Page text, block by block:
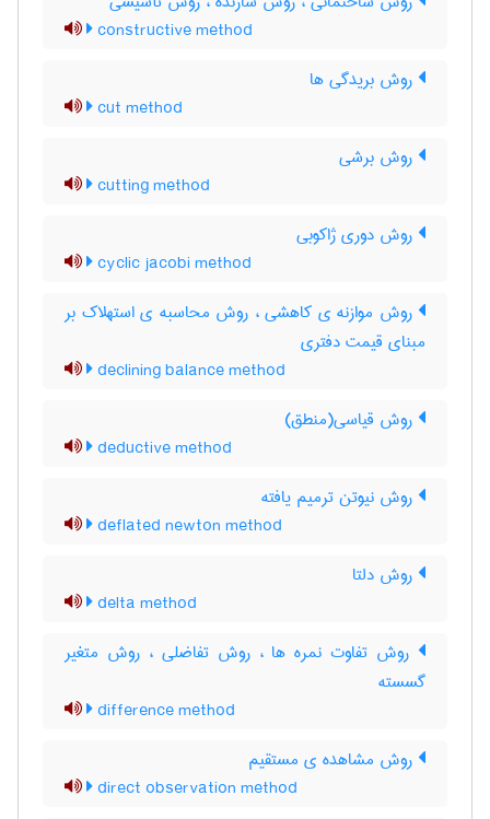
constructive method
روش بریدگی ها
cut method
روش برشی
cutting method
روش دوری ژاکوبی
cyclic jacobi method
روش موازنه ی کاهشی ، روش محاسبه ی استهلاک بر
مبنای قیمت دفتری
declining balance method
روش قیاسی(منطق)
deductive method
روش نیوتن ترمیم یافته
deflated newton method
روش دلتا
delta method
روش تفاوت نمره ها ، روش تفاضلی ، روش متغیر
گسسته
difference method
روش مشاهده ی مستقیم
direct observation method